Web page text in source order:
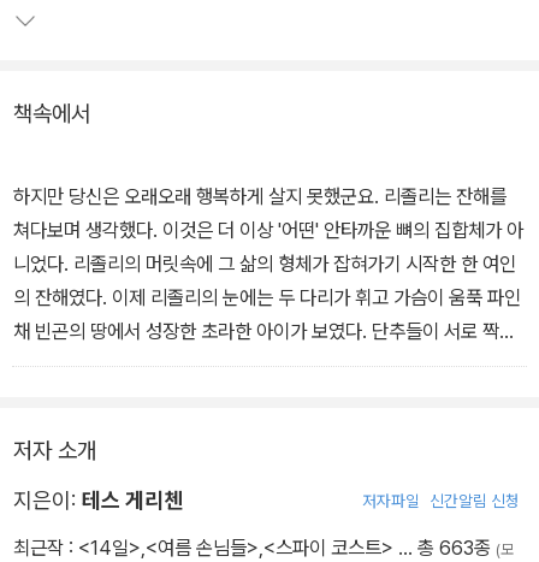
1년 전, 자신의 손으로 체포한 극악무도한 살인마 워런 호이트, 일명
수사 결과, '외과의사'의 범행을 따라하는 듯 보이는 범인은 강력한 지
찍한 성적 만족을 위해 아내를 납치했다는 것이 드러난다.
한편, 외과의사는 의학 지식을 활용해 교묘한 방법으로 탈옥에 성공
하고 제3의 살인현장에서는 이 두 명의 살인마가 손을 잡았다는 증거
가 포착된다. 그리고 이제 피를 나눈 형제, 두 명의 사냥꾼이 노리는
책속에서
하지만 당신은 오래오래 행복하게 살지 못했군요. 리졸리는 잔해를
쳐다보며 생각했다. 이것은 더 이상 '어떤' 안타까운 뼈의 집합체가 아
니었다. 리졸리의 머릿속에 그 삶의 형체가 잡혀가기 시작한 한 여인
의 잔해였다. 이제 리졸리의 눈에는 두 다리가 휘고 가슴이 움푹 파인
채 빈곤의 땅에서 성장한 초라한 아이가 보였다. 단추들이 서로 짝이
맞지 않고 너덜너덜해진 블라우스를 입고 사춘기를 보낸 아이가 보였
앞으로 훨씬 더 나은 삶을 살게 되리라는 것을 암시하는 모종의 특징
이 있었을까? - 본문 172쪽에서
저자 소개
지은이: 테스 게리첸 저자파일 신간알림 신청
최근작 : <14일>,<여름 손님들>,<스파이 코스트> … 총 663종 (모